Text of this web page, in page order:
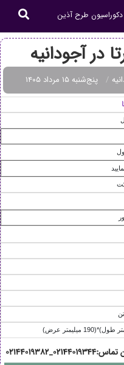
دکوراسیون طرح آذین
در آجودانیه
پنج‌شنبه ۱۵ مرداد ۱۴۰۵